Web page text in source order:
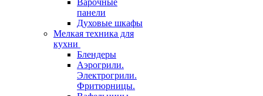
Варочные
панели
Духовые шкафы
Мелкая техника для
кухни
Блендеры
Аэрогрили.
Электрогрили.
Фритюрницы.